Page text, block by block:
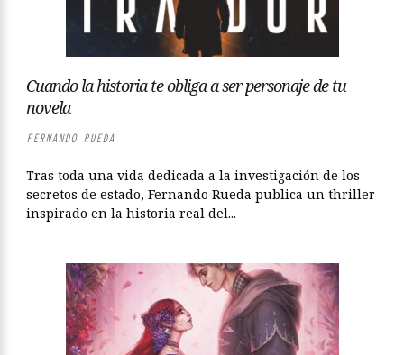
Cuando la historia te obliga a ser personaje de tu
novela
FERNANDO RUEDA
Tras toda una vida dedicada a la investigación de los
secretos de estado, Fernando Rueda publica un thriller
inspirado en la historia real del...